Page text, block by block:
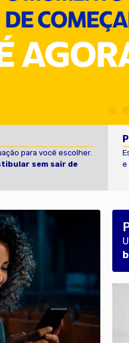
para você escolher.
sem sair de
e